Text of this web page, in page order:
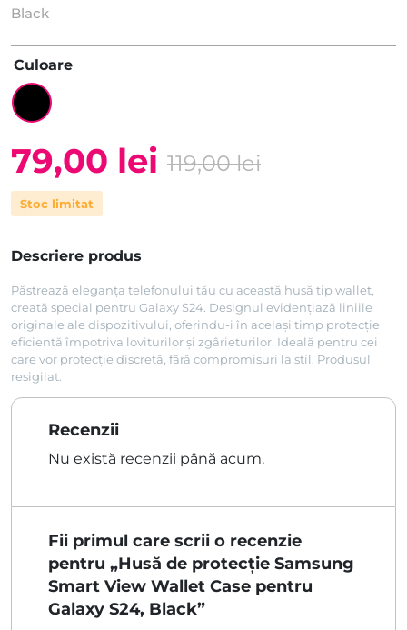
Black
Culoare
119,00lei
Prețul
inițial
a
fost:
119,00 lei.
79,00 lei
Prețul
curent
este:
79,00 lei.
Stoc limitat
Descriere produs
Păstrează eleganța telefonului tău cu această husă tip wallet,
creată special pentru Galaxy S24. Designul evidențiază liniile
originale ale dispozitivului, oferindu-i în același timp protecție
eficientă împotriva loviturilor și zgârieturilor. Ideală pentru cei
care vor protecție discretă, fără compromisuri la stil. Produsul
resigilat.
Recenzii
Nu există recenzii până acum.
Fii primul care scrii o recenzie
pentru „Husă de protecție Samsung
Smart View Wallet Case pentru
Galaxy S24, Black”